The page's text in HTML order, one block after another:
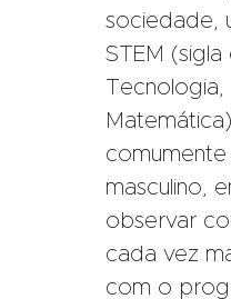
sociedade,
STEM (sigla
Tecnologia,
masculino,
observar
cada vez
com o